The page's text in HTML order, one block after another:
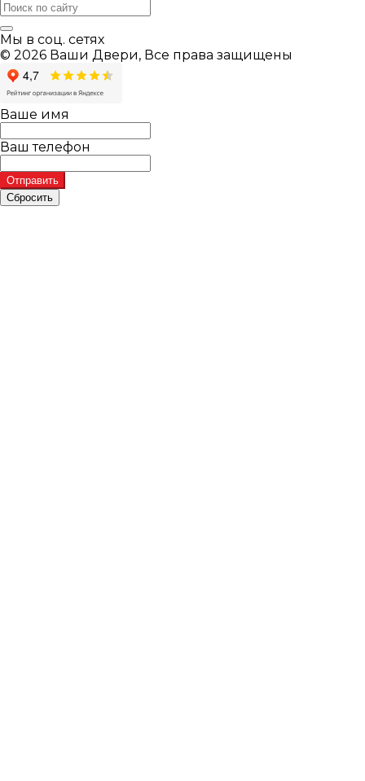
Мы в соц. сетях
© 2026 Ваши Двери, Все права защищены
Ваше имя
Ваш телефон
Отправить